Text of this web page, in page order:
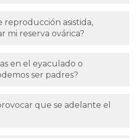
reproducción asistida,
mi reserva ovárica?
en el eyaculado o
ser padres?
que se adelante el